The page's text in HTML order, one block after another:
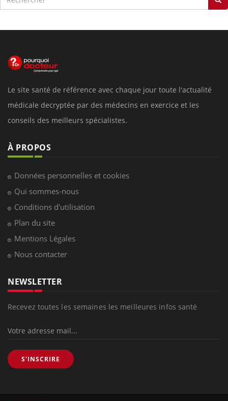
Le site santé de référence avec chaque jour toute l'actualité
médicale decryptée par des médecins en exercice et les
conseils des meilleurs spécialistes.
À PROPOS
Données personnelles et cookies
Qui sommes-nous
Conditions d'utilisation
Plan du site
Mentions Légales
Nous contacter
NEWSLETTER
Recevez toutes les semaines les meilleures infos santé
S'INSCRIRE